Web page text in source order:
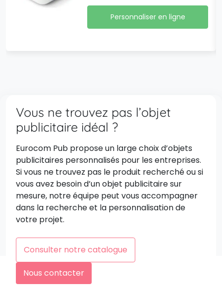
Personnaliser en ligne
Vous ne trouvez pas l’objet
publicitaire idéal ?
Eurocom Pub propose un large choix d’objets
publicitaires personnalisés pour les entreprises.
Si vous ne trouvez pas le produit recherché ou si
vous avez besoin d’un objet publicitaire sur
mesure, notre équipe peut vous accompagner
dans la recherche et la personnalisation de
votre projet.
Consulter notre catalogue
Nous contacter